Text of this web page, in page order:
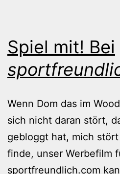
Spiel mit! Bei
Wenn Dom das im
sich nicht daran stört,
gebloggt hat, mich
finde, unser Werbefilm
sportfreundlich.com